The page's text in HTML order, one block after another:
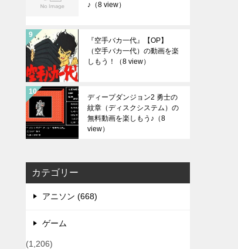
♪ （8 view）
『空手バカ一代』【OP】
（空手バカ一代）の動画を楽
しもう！
（8 view）
ディープダンジョン2 勇士の
紋章（ディスクシステム）の
無料動画を楽しもう♪ （8
view）
カテゴリー
アニソン (668)
ゲーム
(1,206)